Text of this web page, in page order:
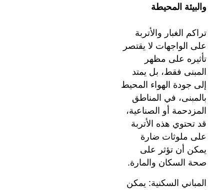
والبيئة المحيطة
تراكم الغبار والأتربة
على الواجهات لا يقتصر
تأثيره على مظهر
المبنى فقط، بل يمتد
إلى جودة الهواء المحيط
بالمبنى، في المناطق
المزدحمة أو الصناعية،
قد تحتوي هذه الأتربة
على ملوثات ضارة
يمكن أن تؤثر على
صحة السكان والمارة.
المباني السكنية: يمكن